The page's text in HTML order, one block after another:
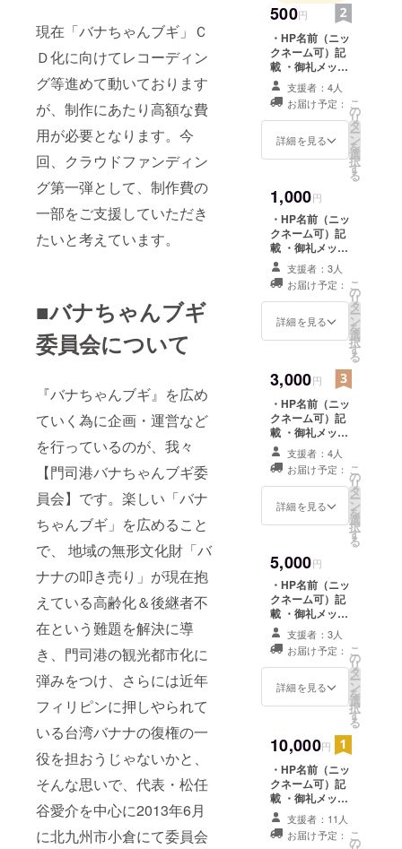
現在「バナちゃんブギ」Ｃ
Ｄ化に向けてレコーディン
グ等進めて動いております
が、制作にあたり高額な費
用が必要となります。今
回、クラウドファンディン
グ第一弾として、制作費の
一部をご支援していただき
たいと考えています。
■バナちゃんブギ
委員会について
『バナちゃんブギ』を広め
ていく為に企画・運営など
を行っているのが、我々
【門司港バナちゃんブギ委
員会】です。楽しい「バナ
ちゃんブギ」を広めること
で、 地域の無形文化財「バ
ナナの叩き売り」が現在抱
えている高齢化＆後継者不
在という難題を解決に導
き、門司港の観光都市化に
弾みをつけ、さらには近年
フィリピンに押しやられて
いる台湾バナナの復権の一
役を担おうじゃないかと、
そんな思いで、代表・松任
谷愛介を中心に2013年6月
に北九州市小倉にて委員会
ノリの良い
ブギのリズ
ムと、思わ
ず口ずさん
でしまう“バ
ナ～ナナ
声。バナナ
ンセーショ
ナルなデ
ビューを
飾った後も
リクエスト
多数、門司
港で活動す
る若手ジャ
ズメンたち
によって歌
われ続け、
大人だけで
なく、地域
の子どもた
ちにも不思
議な広がり
を見せてい
ます。
楽しい「バ
ナちゃんブ
ギ」を広め
ることで、
地域の無形
文化財「バ
ナナの叩き
る高齢化＆
後継者不在
という難題
を解決に導
き、門司港
の観光都市
500円
・HP名前（ニッ
クネーム可）記
載 ・御礼メッ
セージ支援者：4人
お届け予定：
詳細を見る
こ
の
リ
タ
ー
ン
を
選
択
す
る
1,000円
・HP名前（ニッ
クネーム可）記
載 ・御礼メッ
セージ ・ポスト
カード（3枚セッ
ト）
支援者：3人
お届け予定：
詳細を見る
こ
の
リ
タ
ー
ン
を
選
択
す
る
3,000円
・HP名前（ニッ
クネーム可）記
載 ・御礼メッ
セージ ・ポスト
カード（3枚セッ
ト） ・CDプレ
ゼント
支援者：4人
お届け予定：
詳細を見る
こ
の
リ
タ
ー
ン
を
選
択
す
る
5,000円
・HP名前（ニッ
クネーム可）記
載 ・御礼メッ
セージ ・ポスト
カード（3枚セッ
ト） ・CDプレ
ゼント ・CDに
名前（ニック
支援者：3人
お届け予定：
詳細を見る
こ
の
リ
タ
ー
ン
を
選
択
す
る
10,000円
・HP名前（ニッ
クネーム可）記
載 ・御礼メッ
セージ ・ポスト
カード（3枚セッ
ト） ・CDプレ
支援者：11人
お届け予定： こ
の